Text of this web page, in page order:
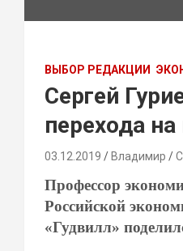
ВЫБОР РЕДАКЦИИ
Сергей
перехода
03.12.2019 Владимир
Профессор
Российской
«Гудвилл»